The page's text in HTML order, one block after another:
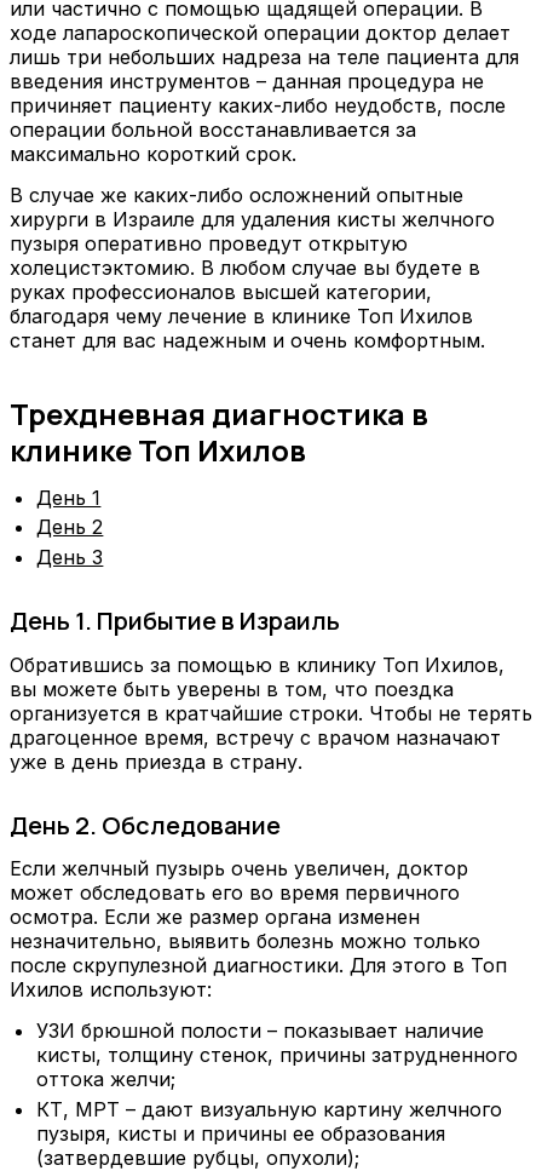
или частично с помощью щадящей операции. В
ходе лапароскопической операции доктор делает
лишь три небольших надреза на теле пациента для
введения инструментов – данная процедура не
причиняет пациенту каких-либо неудобств, после
операции больной восстанавливается за
максимально короткий срок.
В случае же каких-либо осложнений опытные
хирурги в Израиле для удаления кисты желчного
пузыря оперативно проведут открытую
холецистэктомию. В любом случае вы будете в
руках профессионалов высшей категории,
благодаря чему лечение в клинике Топ Ихилов
станет для вас надежным и очень комфортным.
Трехдневная диагностика в
клинике Топ Ихилов
День 1
День 2
День 3
День 1. Прибытие в Израиль
Обратившись за помощью в клинику Топ Ихилов,
вы можете быть уверены в том, что поездка
организуется в кратчайшие строки. Чтобы не терять
драгоценное время, встречу с врачом назначают
уже в день приезда в страну.
День 2. Обследование
Если желчный пузырь очень увеличен, доктор
может обследовать его во время первичного
осмотра. Если же размер органа изменен
незначительно, выявить болезнь можно только
после скрупулезной диагностики. Для этого в Топ
Ихилов используют:
УЗИ брюшной полости – показывает наличие
кисты, толщину стенок, причины затрудненного
оттока желчи;
КТ, МРТ – дают визуальную картину желчного
пузыря, кисты и причины ее образования
(затвердевшие рубцы, опухоли);